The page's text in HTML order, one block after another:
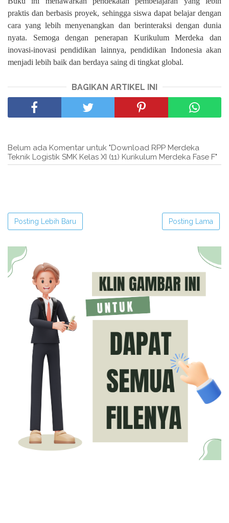
praktis dan berbasis proyek, sehingga siswa dapat belajar dengan
cara yang lebih menyenangkan dan berinteraksi dengan dunia
nyata. Semoga dengan penerapan Kurikulum Merdeka dan
inovasi-inovasi pendidikan lainnya, pendidikan Indonesia akan
menjadi lebih baik dan berdaya saing di tingkat global.
BAGIKAN ARTIKEL INI
Belum ada Komentar untuk "Download RPP Merdeka
Teknik Logistik SMK Kelas XI (11) Kurikulum Merdeka Fase F"
Posting Lebih Baru Posting Lama